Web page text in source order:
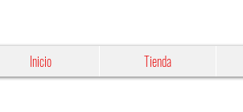
Inicio Tienda